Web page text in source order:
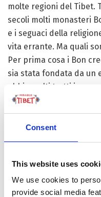
Consent
This website uses
We use cookies to
provide social media
molte regioni del Tibet.
secoli molti monasteri
e i seguaci della
vita errante. Ma quali
Per prima cosa i Bon
sia stata fondata da un
abbia molti tratti in
apparve sulla terra nel
localizzato ad ovest
insegnamenti di questa
sistematizzati secondo
Per chiunque viva il
un’esperienza